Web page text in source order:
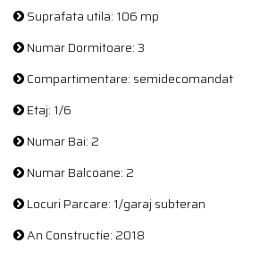
Suprafata utila: 106 mp
Numar Dormitoare: 3
Compartimentare: semidecomandat
Etaj: 1/6
Numar Bai: 2
Numar Balcoane: 2
Locuri Parcare: 1/garaj subteran
An Constructie: 2018